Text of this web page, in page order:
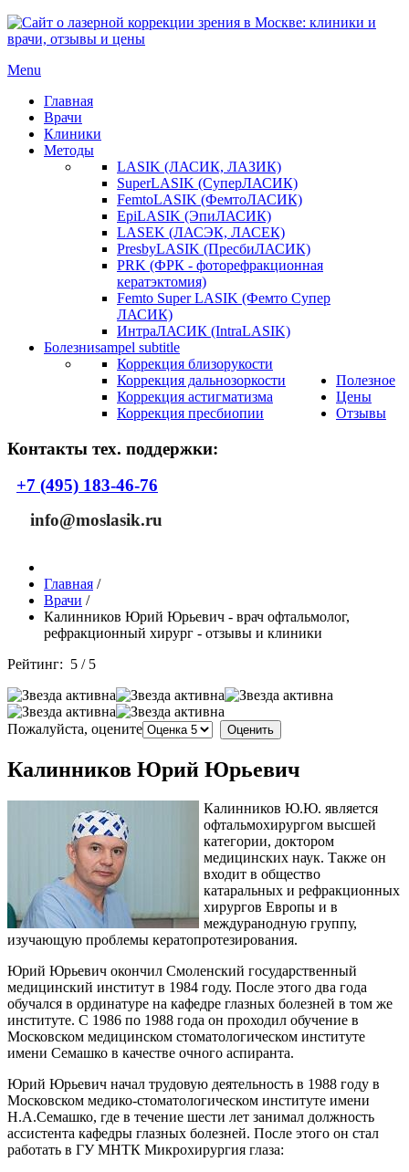
Menu
Главная
Врачи
Клиники
Методы
LASIK (ЛАСИК, ЛАЗИК)
SuperLASIK (СуперЛАСИК)
FemtoLASIK (ФемтоЛАСИК)
EpiLASIK (ЭпиЛАСИК)
LASEK (ЛАСЭК, ЛАСЕК)
PresbyLASIK (ПресбиЛАСИК)
PRK (ФРК - фоторефракционная
кератэктомия)
Femto Super LASIK (Фемто Супер
ЛАСИК)
ИнтраЛАСИК (IntraLASIK)
Болезниsampel subtitle
Коррекция близорукости
Коррекция дальнозоркости
Коррекция астигматизма
Коррекция пресбиопии
Полезное
Цены
Отзывы
Контакты тех. поддержки:
+7 (495) 183-46-76
info@moslasik.ru
Главная /
Врачи /
Калинников Юрий Юрьевич - врач офтальмолог,
рефракционный хирург - отзывы и клиники
Рейтинг: 5 / 5
Пожалуйста, оцените
Калинников Юрий Юрьевич
Калинников Ю.Ю. является
офтальмохирургом высшей
категории, доктором
медицинских наук. Также он
входит в общество
катаральных и рефракционных
хирургов Европы и в
междуранодную группу,
изучающую проблемы кератопротезирования.
Юрий Юрьевич окончил Смоленский государственный
медицинский институт в 1984 году. После этого два года
обучался в ординатуре на кафедре глазных болезней в том же
институте. С 1986 по 1988 года он проходил обучение в
Московском медицинском стоматологическом институте
имени Семашко в качестве очного аспиранта.
Юрий Юрьевич начал трудовую деятельность в 1988 году в
Московском медико-стоматологическом институте имени
Н.А.Семашко, где в течение шести лет занимал должность
ассистента кафедры глазных болезней. После этого он стал
работать в ГУ МНТК Микрохирургия глаза: